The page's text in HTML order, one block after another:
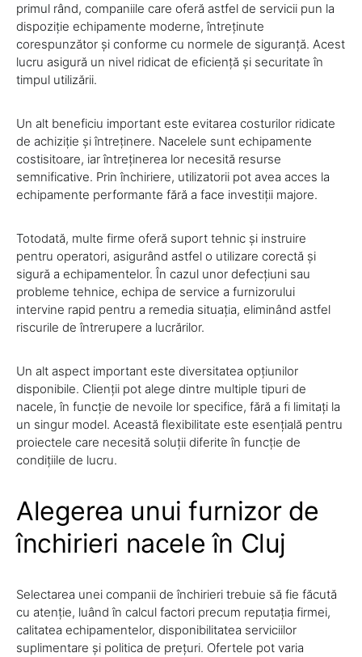
primul rând, companiile care oferă astfel de servicii pun la
dispoziție echipamente moderne, întreținute
corespunzător și conforme cu normele de siguranță. Acest
lucru asigură un nivel ridicat de eficiență și securitate în
timpul utilizării.
Un alt beneficiu important este evitarea costurilor ridicate
de achiziție și întreținere. Nacelele sunt echipamente
costisitoare, iar întreținerea lor necesită resurse
semnificative. Prin închiriere, utilizatorii pot avea acces la
echipamente performante fără a face investiții majore.
Totodată, multe firme oferă suport tehnic și instruire
pentru operatori, asigurând astfel o utilizare corectă și
sigură a echipamentelor. În cazul unor defecțiuni sau
probleme tehnice, echipa de service a furnizorului
intervine rapid pentru a remedia situația, eliminând astfel
riscurile de întrerupere a lucrărilor.
Un alt aspect important este diversitatea opțiunilor
disponibile. Clienții pot alege dintre multiple tipuri de
nacele, în funcție de nevoile lor specifice, fără a fi limitați la
un singur model. Această flexibilitate este esențială pentru
proiectele care necesită soluții diferite în funcție de
condițiile de lucru.
Alegerea unui furnizor de
închirieri nacele în Cluj
Selectarea unei companii de închirieri trebuie să fie făcută
cu atenție, luând în calcul factori precum reputația firmei,
calitatea echipamentelor, disponibilitatea serviciilor
suplimentare și politica de prețuri. Ofertele pot varia